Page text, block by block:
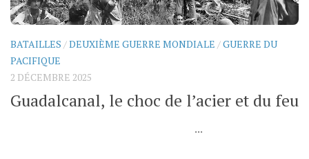
BATAILLES /DEUXIÈME GUERRE MONDIALE /GUERRE DU
PACIFIQUE
2 DÉCEMBRE 2025
Guadalcanal, le choc de l’acier et du feu
...